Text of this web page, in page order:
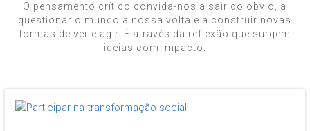
O pensamento crítico convida-nos a sair do óbvio, a
questionar o mundo à nossa volta e a construir novas
formas de ver e agir. É através da reflexão que surgem
ideias com impacto.